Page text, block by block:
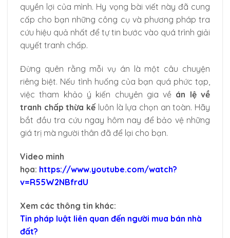
quyền lợi của mình. Hy vọng bài viết này đã cung
cấp cho bạn những công cụ và phương pháp tra
cứu hiệu quả nhất để tự tin bước vào quá trình giải
quyết tranh chấp.
Đừng quên rằng mỗi vụ án là một câu chuyện
riêng biệt. Nếu tình huống của bạn quá phức tạp,
việc tham khảo ý kiến chuyên gia về án lệ về
tranh chấp thừa kế luôn là lựa chọn an toàn. Hãy
bắt đầu tra cứu ngay hôm nay để bảo vệ những
giá trị mà người thân đã để lại cho bạn.
Video minh
họa: https://www.youtube.com/watch?
v=R55W2NBfrdU
Xem các thông tin khác:
Tin pháp luật liên quan đến người mua bán nhà
đất?